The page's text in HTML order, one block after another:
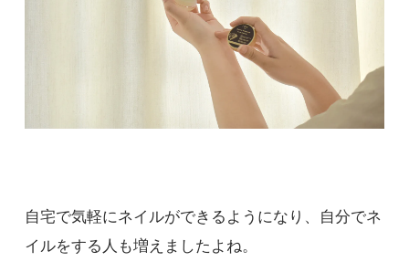
自宅で気軽にネイルができるようになり、自分でネ
イルをする人も増えましたよね。